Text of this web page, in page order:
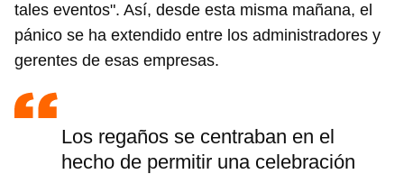
tales eventos". Así, desde esta misma mañana, el
pánico se ha extendido entre los administradores y
gerentes de esas empresas.
Los regaños se centraban en el
hecho de permitir una celebración